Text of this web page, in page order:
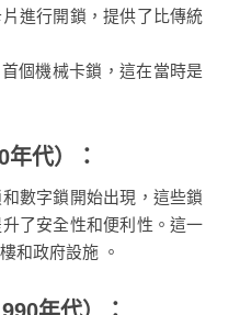
進行開鎖，提供了比傳統
個機械卡鎖，這在當時是
代）：
數字鎖開始出現，這些鎖
了安全性和便利性。這一
和政府設施​ 。